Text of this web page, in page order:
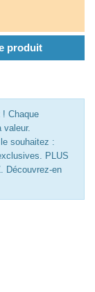
produit
Chaque
souhaitez :
PLUS
Découvrez-en